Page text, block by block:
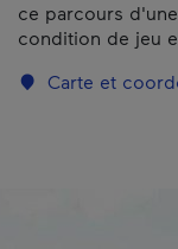
ce parcours
condition de jeu
Carte et